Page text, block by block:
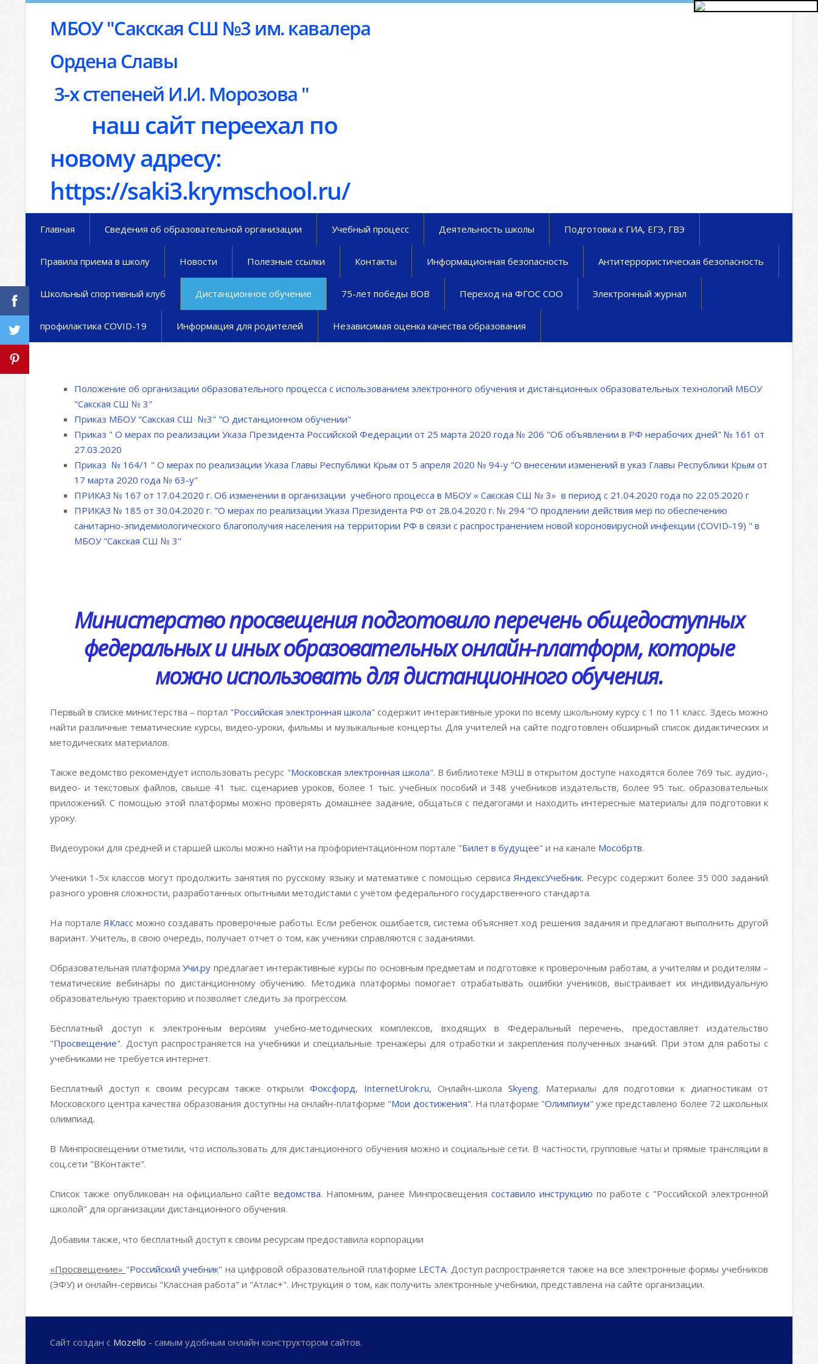
МБОУ "Сакская СШ №3 им. кавалера
Ордена Славы
3-х степеней И.И. Морозова "
наш сайт переехал по
новому адресу:
https://saki3.krymschool.ru/
Главная Сведения об образовательной организации Учебный процесс Деятельность школы Подготовка к ГИА, ЕГЭ, ГВЭ
Правила приема в школу Новости Полезные ссылки Контакты Информационная безопасность Антитеррористическая безопасность
Школьный спортивный клуб Дистанционное обучение 75-лет победы ВОВ Переход на ФГОС СОО Электронный журнал
профилактика COVID-19 Информация для родителей Независимая оценка качества образования
Положение об организации образовательного процесса с использованием электронного обучения и дистанционных образовательных технологий МБОУ
"Сакская СШ № 3"
Приказ МБОУ "Сакская СШ №3" "О дистанционном обучении"
Приказ " О мерах по реализации Указа Президента Российской Федерации от 25 марта 2020 года № 206 "Об объявлении в РФ нерабочих дней" № 161 от
27.03.2020
Приказ № 164/1 " О мерах по реализации Указа Главы Республики Крым от 5 апреля 2020 № 94-у "О внесении изменений в указ Главы Республики Крым от
17 марта 2020 года № 63-у"
ПРИКАЗ № 167 от 17.04.2020 г. Об изменении в организации учебного процесса в МБОУ « Сакская СШ № 3» в период с 21.04.2020 года по 22.05.2020 г
ПРИКАЗ № 185 от 30.04.2020 г. "О мерах по реализации Указа Президента РФ от 28.04.2020 г. № 294 "О продлении действия мер по обеспечению
санитарно-эпидемиологического благополучия населения на территории РФ в связи с распространением новой короновирусной инфекции (COVID-19) " в
МБОУ "Сакская СШ № 3"
Министерство просвещения подготовило перечень общедоступных
федеральных и иных образовательных онлайн-платформ, которые
можно использовать для дистанционного обучения.
Первый в списке министерства – портал "Российская электронная школа" содержит интерактивные уроки по всему школьному курсу с 1 по 11 класс. Здесь можно
найти различные тематические курсы, видео-уроки, фильмы и музыкальные концерты. Для учителей на сайте подготовлен обширный список дидактических и
методических материалов.
Также ведомство рекомендует использовать ресурс "Московская электронная школа". В библиотеке МЭШ в открытом доступе находятся более 769 тыс. аудио-,
видео- и текстовых файлов, свыше 41 тыс. сценариев уроков, более 1 тыс. учебных пособий и 348 учебников издательств, более 95 тыс. образовательных
приложений. С помощью этой платформы можно проверять домашнее задание, общаться с педагогами и находить интересные материалы для подготовки к
уроку.
Видеоуроки для средней и старшей школы можно найти на профориентационном портале "Билет в будущее" и на канале Мособртв.
Ученики 1-5х классов могут продолжить занятия по русскому языку и математике с помощью сервиса ЯндексУчебник. Ресурс содержит более 35 000 заданий
разного уровня сложности, разработанных опытными методистами с учётом федерального государственного стандарта.
На порталеЯКласс можно создавать проверочные работы. Если ребенок ошибается, система объясняет ход решения задания и предлагают выполнить другой
вариант. Учитель, в свою очередь, получает отчет о том, как ученики справляются с заданиями.
Образовательная платформа Учи.ру предлагает интерактивные курсы по основным предметам и подготовке к проверочным работам, а учителям и родителям –
тематические вебинары по дистанционному обучению. Методика платформы помогает отрабатывать ошибки учеников, выстраивает их индивидуальную
образовательную траекторию и позволяет следить за прогрессом.
Бесплатный доступ к электронным версиям учебно-методических комплексов, входящих в Федеральный перечень, предоставляет издательство
"Просвещение". Доступ распространяется на учебники и специальные тренажеры для отработки и закрепления полученных знаний. При этом для работы с
учебниками не требуется интернет.
Бесплатный доступ к своим ресурсам также открылиФоксфорд, InternetUrok.ru, Онлайн-школа Skyeng. Материалы для подготовки к диагностикам от
Московского центра качества образования доступны на онлайн-платформе "Мои достижения". На платформе "Олимпиум" уже представлено более 72 школьных
олимпиад.
В Минпросвещении отметили, что использовать для дистанционного обучения можно и социальные сети. В частности, групповые чаты и прямые трансляции в
соц.сети "ВКонтакте".
Список также опубликован на официально сайтеведомства. Напомним, ранее Минпросвещения составило инструкцию по работе с "Российской электронной
школой" для организации дистанционного обучения.
Добавим также, что бесплатный доступ к своим ресурсам предоставила корпорации
«Просвещение» "Российский учебник" на цифровой образовательной платформе LECTA. Доступ распространяется также на все электронные формы учебников
(ЭФУ) и онлайн-сервисы "Классная работа" и "Атлас+". Инструкция о том, как получить электронные учебники, представлена на сайте организации.
Сайт создан с Mozello - самым удобным онлайн конструктором сайтов.